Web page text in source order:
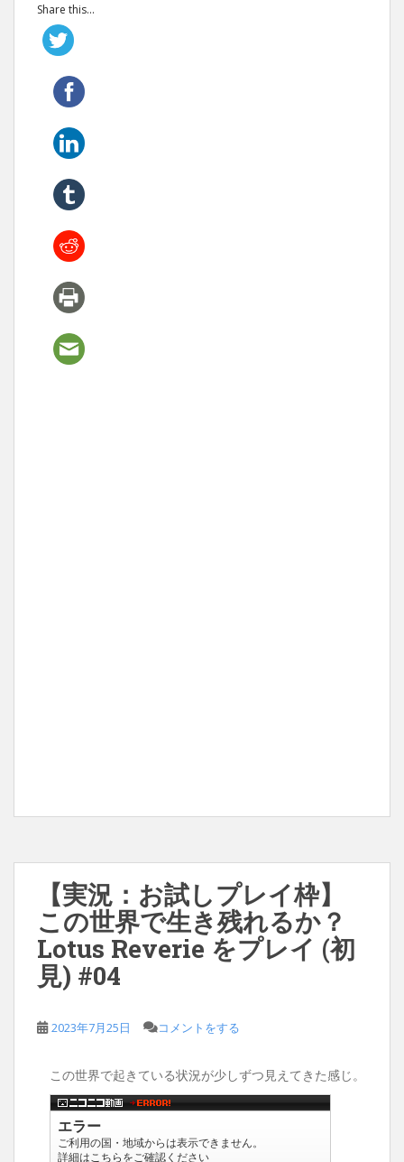
Share this...
【実況：お試しプレイ枠】
この世界で生き残れるか？
Lotus Reverie をプレイ (初
見) #04
2023年7月25日 コメントをする
この世界で起きている状況が少しずつ見えてきた感じ。